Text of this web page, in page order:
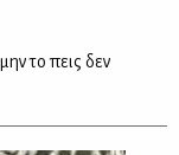
το πεις δεν